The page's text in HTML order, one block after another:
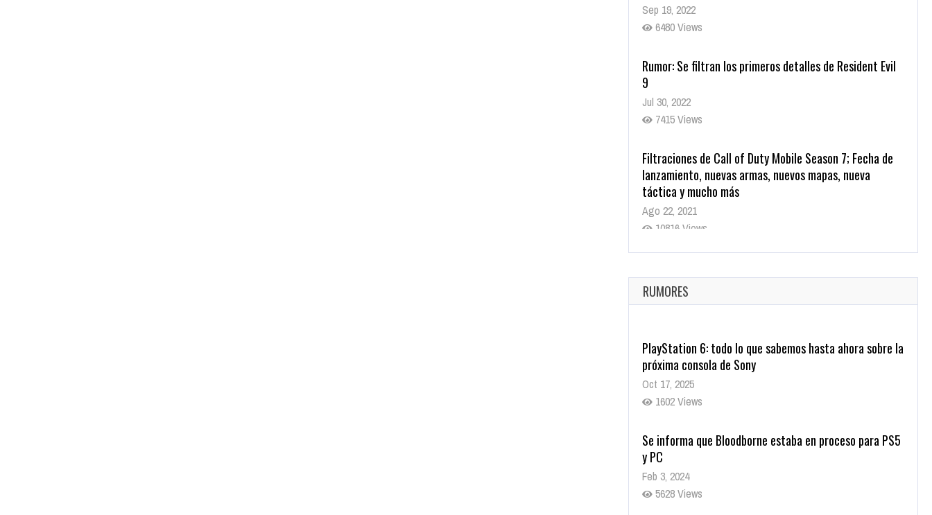
Sep 19, 2022
6480 Views
Rumor: Se filtran los primeros detalles de Resident Evil
9
Jul 30, 2022
7415 Views
Filtraciones de Call of Duty Mobile Season 7; Fecha de
lanzamiento, nuevas armas, nuevos mapas, nueva
táctica y mucho más
Ago 22, 2021
10816 Views
La configuración de Call of Duty 2021 aparentemente
Ago 8, 2021
10002 Views
RUMORES
PlayStation 6: todo lo que sabemos hasta ahora sobre la
próxima consola de Sony
Oct 17, 2025
1602 Views
Se informa que Bloodborne estaba en proceso para PS5
y PC
Feb 3, 2024
5628 Views